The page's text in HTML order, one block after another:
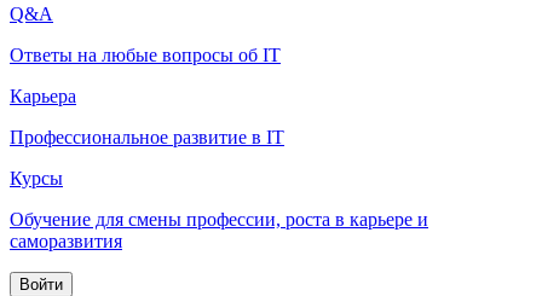
Q&A
Ответы на любые вопросы об IT
Карьера
Профессиональное развитие в IT
Курсы
Обучение для смены профессии, роста в карьере и
саморазвития
Войти